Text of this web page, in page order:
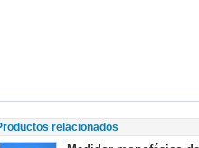
relacionados